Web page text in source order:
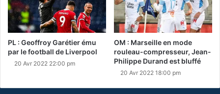
PL : Geoffroy Garétier ému
par le football de Liverpool
20 Avr 2022 22:00 pm
OM : Marseille en mode
rouleau-compresseur, Jean-
Philippe Durand est bluffé
20 Avr 2022 18:00 pm